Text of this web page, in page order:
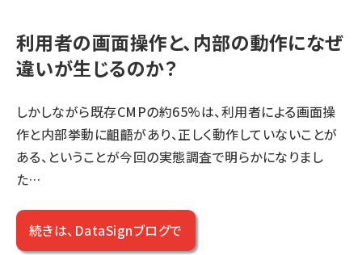
利用者の画面操作と、内部の動作になぜ
違いが生じるのか？
しかしながら既存CMPの約65%は、利用者による画面操
作と内部挙動に齟齬があり、正しく動作していないことが
ある、ということが今回の実態調査で明らかになりまし
た…
続きは、DataSignブログで